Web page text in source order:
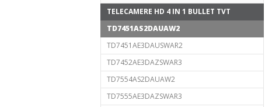
TELECAMERE HD 4 IN 1 BULLET TVT
TD7451AS2DAUAW2
TD7451AE3DAUSWAR2
TD7452AE3DAZSWAR3
TD7554AS2DAUAW2
TD7555AE3DAZSWAR3